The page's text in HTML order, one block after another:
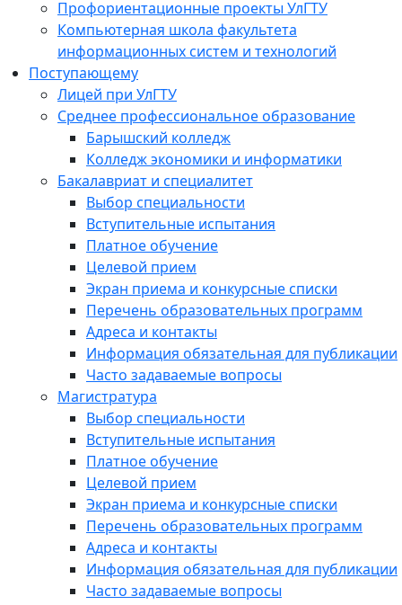
Профориентационные проекты УлГТУ
Компьютерная школа факультета
информационных систем и технологий
Поступающему
Лицей при УлГТУ
Среднее профессиональное образование
Барышский колледж
Колледж экономики и информатики
Бакалавриат и специалитет
Выбор специальности
Вступительные испытания
Платное обучение
Целевой прием
Экран приема и конкурсные списки
Перечень образовательных программ
Адреса и контакты
Информация обязательная для публикации
Часто задаваемые вопросы
Магистратура
Выбор специальности
Вступительные испытания
Платное обучение
Целевой прием
Экран приема и конкурсные списки
Перечень образовательных программ
Адреса и контакты
Информация обязательная для публикации
Часто задаваемые вопросы